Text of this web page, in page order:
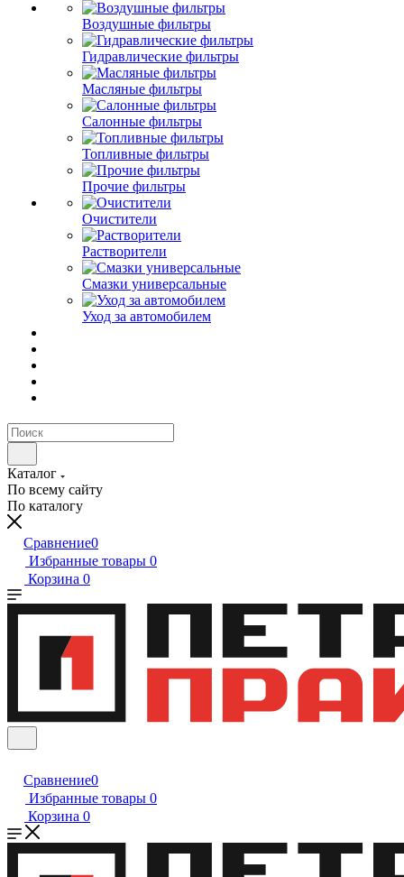
Воздушные фильтры
Гидравлические фильтры
Масляные фильтры
Салонные фильтры
Топливные фильтры
Прочие фильтры
Очистители
Растворители
Смазки универсальные
Уход за автомобилем
Каталог
По всему сайту
По каталогу
Сравнение0
Избранные товары 0
Корзина 0
Сравнение0
Избранные товары 0
Корзина 0